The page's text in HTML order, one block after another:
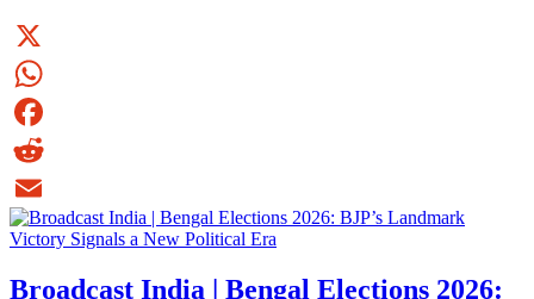
—
রাজনীতিতে
যুগের
X
WhatsApp
Facebook
Reddit
Email
Broadcast India | Bengal Elections 2026: